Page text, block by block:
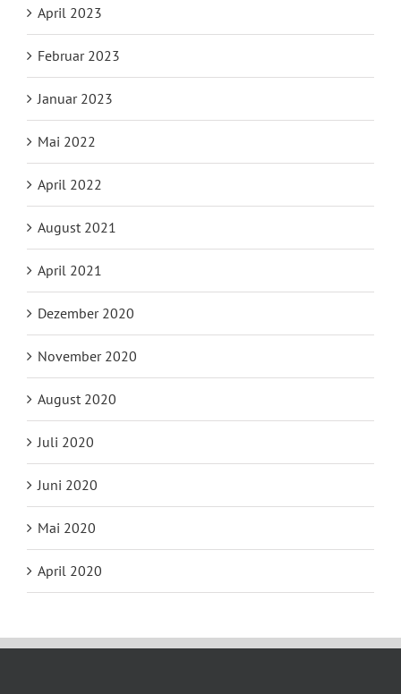
April 2023
Februar 2023
Januar 2023
Mai 2022
April 2022
August 2021
April 2021
Dezember 2020
November 2020
August 2020
Juli 2020
Juni 2020
Mai 2020
April 2020